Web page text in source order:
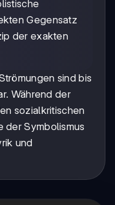
Gegensatz
der exakten
sind bis
Während der
sozialkritischen
der Symbolismus
und